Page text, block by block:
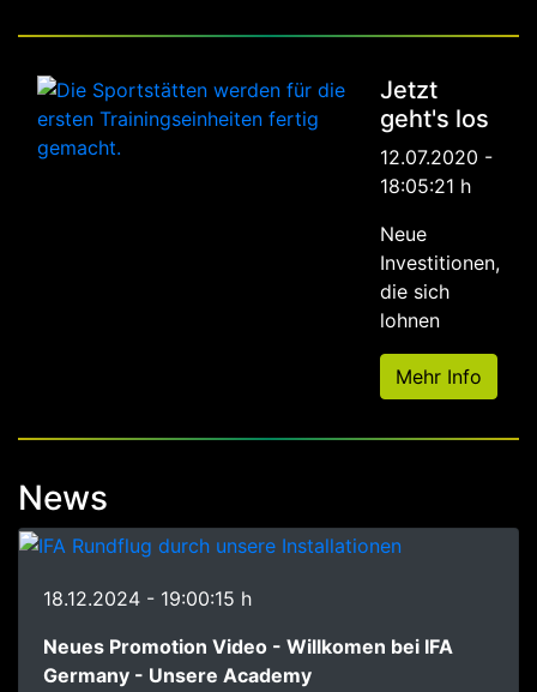
Jetzt
geht's los
12.07.2020 -
18:05:21 h
Neue
Investitionen,
die sich
lohnen
Mehr Info
News
18.12.2024 - 19:00:15 h
Neues Promotion Video - Willkomen bei IFA
Germany - Unsere Academy